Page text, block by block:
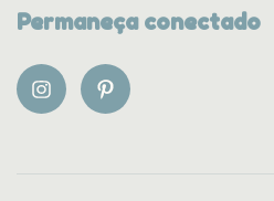
Permaneça conectado